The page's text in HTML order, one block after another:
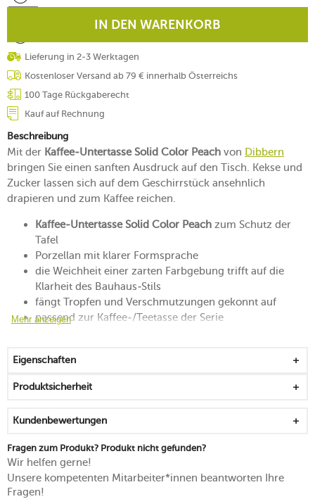
IN DEN WARENKORB
Lieferung in 2-3 Werktagen
Kostenloser Versand ab 79 € innerhalb Österreichs
100 Tage Rückgaberecht
Kauf auf Rechnung
Beschreibung
Mit der Kaffee-Untertasse Solid Color Peach von Dibbern
bringen Sie einen sanften Ausdruck auf den Tisch. Kekse und
Zucker lassen sich auf dem Geschirrstück ansehnlich
drapieren und zum Kaffee reichen.
Kaffee-Untertasse Solid Color Peach zum Schutz der
Tafel
Porzellan mit klarer Formsprache
die Weichheit einer zarten Farbgebung trifft auf die
Klarheit des Bauhaus-Stils
fängt Tropfen und Verschmutzungen gekonnt auf
passend zur Kaffee-/Teetasse der Serie
Mehr anzeigen
Eigenschaften
Produktsicherheit
Kundenbewertungen
Fragen zum Produkt? Produkt nicht gefunden?
Wir helfen gerne!
Unsere kompetenten Mitarbeiter*innen beantworten Ihre
Fragen!